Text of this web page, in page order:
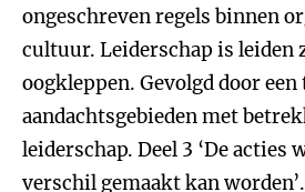
ongeschreven regels binnen
cultuur. Leiderschap is leiden
oogkleppen. Gevolgd door
aandachtsgebieden met
leiderschap. Deel 3 ‘De acties
verschil gemaakt kan